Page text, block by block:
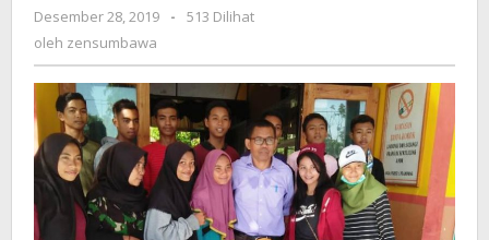
SSE-
di
Bukit
Biling
Monte
Desember 28, 2019
oleh
-
513 Dilihat
oleh zensumbawa